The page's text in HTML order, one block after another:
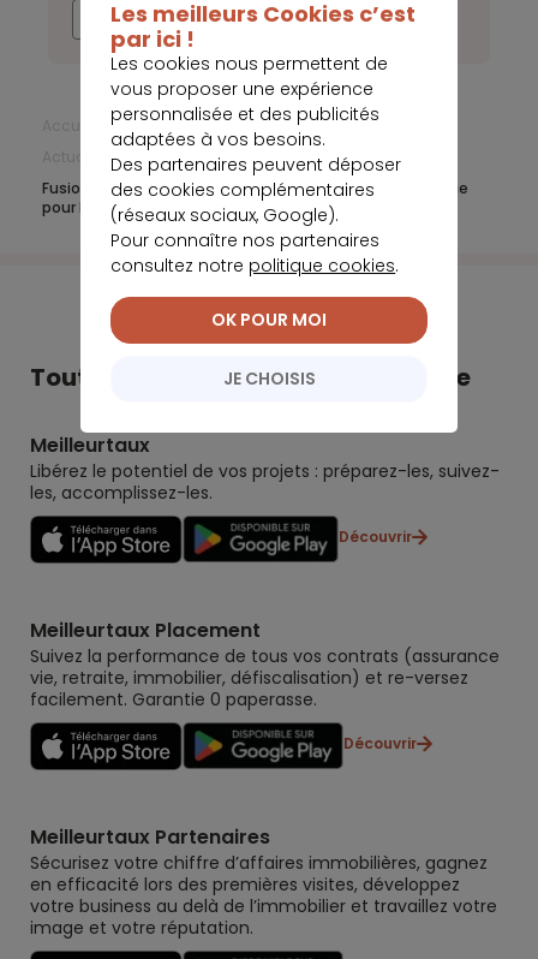
2017
Ouvrir un compte bancaire
Actualités Ouvrir un compte bancaire
Janvier 2023
Fusion Société Générale et Crédit du Nord : ce qui change
pour les clients
Tout Meilleurtaux dans votre poche
Meilleurtaux
Libérez le potentiel de vos projets : préparez-les, suivez-
les, accomplissez-les.
Découvrir
Meilleurtaux Placement
Suivez la performance de tous vos contrats (assurance
vie, retraite, immobilier, défiscalisation) et re-versez
facilement. Garantie 0 paperasse.
Découvrir
Meilleurtaux Partenaires
Sécurisez votre chiffre d’affaires immobilières, gagnez
en efficacité lors des premières visites, développez
votre business au delà de l’immobilier et travaillez votre
image et votre réputation.
Les meilleurs Cookies c’est
par ici !
Les cookies nous permettent de
vous proposer une expérience
personnalisée et des publicités
adaptées à vos besoins.
Des partenaires peuvent déposer
des cookies complémentaires
(réseaux sociaux, Google).
Pour connaître nos partenaires
consultez notre politique cookies.
JE CHOISIS
OK POUR MOI